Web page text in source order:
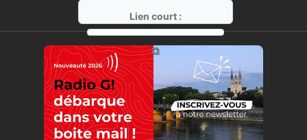
Lien court :
https://radio-g.fr?4296
⧉